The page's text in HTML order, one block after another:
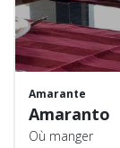
Amarante
Amaranto
Où manger